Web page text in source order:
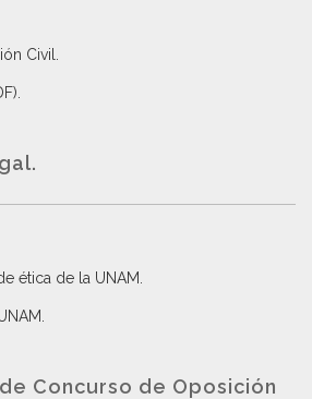
Civil
ética de la UNAM
Concurso de Oposición